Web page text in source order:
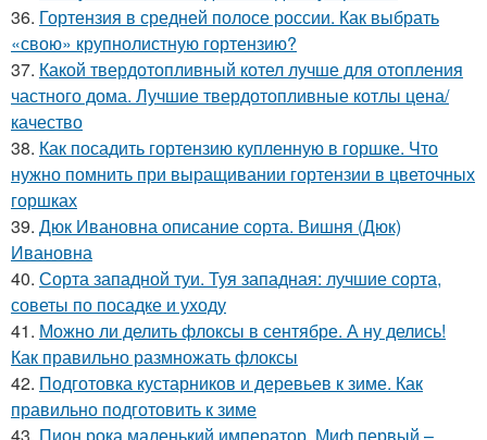
36. Гортензия в средней полосе россии. Как выбрать
«свою» крупнолистную гортензию?
37. Какой твердотопливный котел лучше для отопления
частного дома. Лучшие твердотопливные котлы цена/
качество
38. Как посадить гортензию купленную в горшке. Что
нужно помнить при выращивании гортензии в цветочных
горшках
39. Дюк Ивановна описание сорта. Вишня (Дюк)
Ивановна
40. Сорта западной туи. Туя западная: лучшие сорта,
советы по посадке и уходу
41. Можно ли делить флоксы в сентябре. А ну делись!
Как правильно размножать флоксы
42. Подготовка кустарников и деревьев к зиме. Как
правильно подготовить к зиме